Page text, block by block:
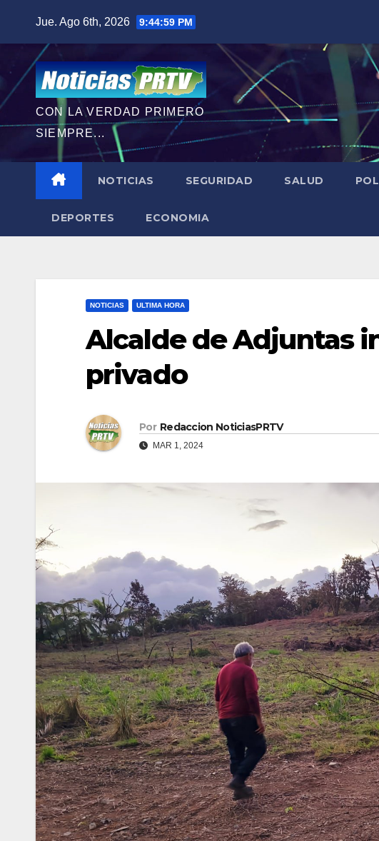
contenido
Jue. Ago 6th, 2026 9:45:00 PM
CON LA VERDAD PRIMERO
SIEMPRE...
NOTICIAS SEGURIDAD SALUD
DEPORTES ECONOMIA
NOTICIAS ULTIMA HORA
Alcalde de Adjuntas
privado
Por Redaccion NoticiasPRTV
MAR 1, 2024